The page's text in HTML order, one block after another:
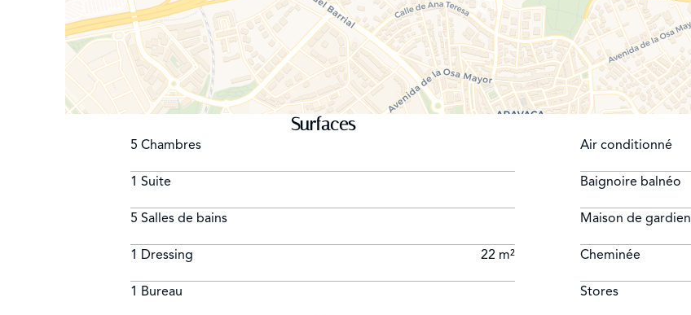
Surfaces
5 Chambres
1 Suite
5 Salles de bains
1 Dressing 22 m²
1 Bureau
Air conditionné
Baignoire balnéo
Maison de gardien
Cheminée
Stores